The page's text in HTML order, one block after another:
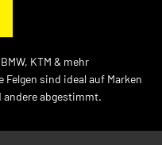
KTM & mehr
Felgen sind ideal auf Marken
andere abgestimmt.